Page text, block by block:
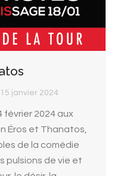
15 janvier 2024
février 2024 aux
Éros et Thanatos,
de la comédie
pulsions de vie et